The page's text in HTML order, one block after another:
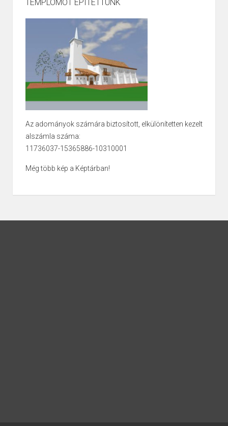
TEMPLOMOT ÉPÍTETTÜNK
Az adományok számára biztosított, elkülönítetten kezelt
alszámla száma:
11736037-15365886-10310001
Még több kép a Képtárban!